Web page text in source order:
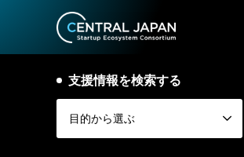
支援情報を検索する
目的から選ぶ